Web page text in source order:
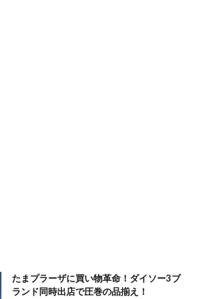
たまプラーザに買い物革命！ダイソー3ブ
ランド同時出店で圧巻の品揃え！